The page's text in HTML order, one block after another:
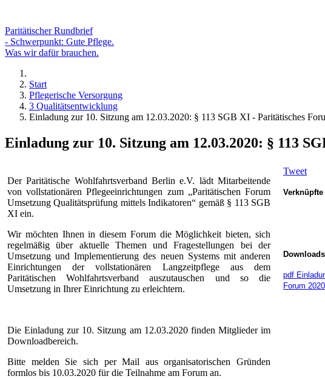
Paritätischer Rundbrief
- Schwerpunkt: Gute Pflege.
Was wir dafür brauchen.
Start
Pflegerische Versorgung
3 Qualitätsentwicklung
Einladung zur 10. Sitzung am 12.03.2020: § 113 SGB XI - Paritätisches
Einladung zur 10. Sitzung am 12.03.2020: § 113
Der Paritätische Wohlfahrtsverband Berlin e.V. lädt Mitarbeitende
von vollstationären Pflegeeinrichtungen zum „Paritätischen Forum
Umsetzung Qualitätsprüfung mittels Indikatoren“ gemäß § 113 SGB
XI ein.
Wir möchten Ihnen in diesem Forum die Möglichkeit bieten, sich
regelmäßig über aktuelle Themen und Fragestellungen bei der
Umsetzung und Implementierung des neuen Systems mit anderen
Einrichtungen der vollstationären Langzeitpflege aus dem
Paritätischen Wohlfahrtsverband auszutauschen und so die
Umsetzung in Ihrer Einrichtung zu erleichtern.
Die Einladung zur 10. Sitzung am 12.03.2020 finden Mitglieder im
Downloadbereich.
Bitte melden Sie sich per Mail aus organisatorischen Gründen
formlos bis 10.03.2020 für die Teilnahme am Forum an.
Tweet
pdf
Forum 2020